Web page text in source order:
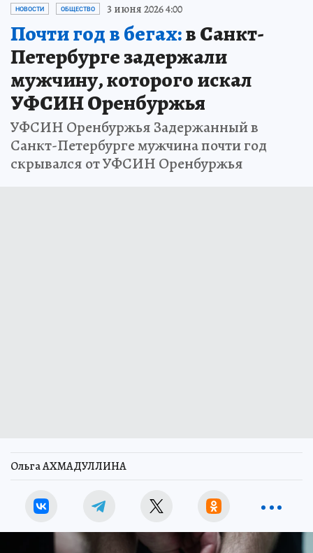
НОВОСТИ ОБЩЕСТВО 3 июня 2026 4:00
Почти год в бегах:в Санкт-
Петербурге задержали
мужчину, которого искал
УФСИН Оренбуржья
УФСИН Оренбуржья Задержанный в
Санкт-Петербурге мужчина почти год
скрывался от УФСИН Оренбуржья
Ольга АХМАДУЛЛИНА